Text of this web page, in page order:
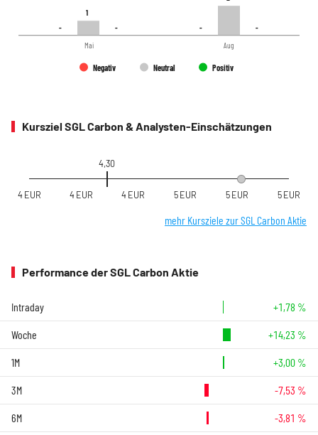
-- --
11
-- --
Negativ Neutral Positiv
Mai Aug
Kursziel SGL Carbon & Analysten-Einschätzungen
4,30
4 EUR 4 EUR 4 EUR 5 EUR 5 EUR 5 EUR
mehr Kursziele zur SGL Carbon Aktie
Performance der SGL Carbon Aktie
Intraday +1,78 %
Woche +14,23 %
1M +3,00 %
3M -7,53 %
6M -3,81 %